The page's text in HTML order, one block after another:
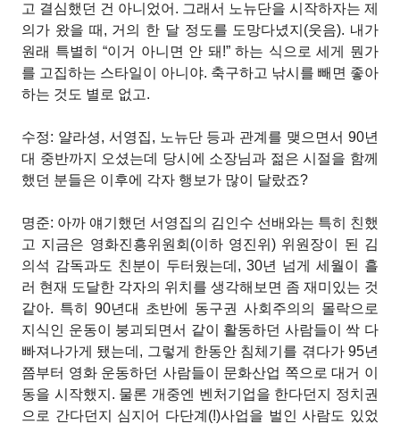
고 결심했던 건 아니었어. 그래서 노뉴단을 시작하자는 제
의가 왔을 때, 거의 한 달 정도를 도망다녔지(웃음). 내가
원래 특별히 “이거 아니면 안 돼!” 하는 식으로 세게 뭔가
를 고집하는 스타일이 아니야. 축구하고 낚시를 빼면 좋아
하는 것도 별로 없고.
수정: 얄라셩, 서영집, 노뉴단 등과 관계를 맺으면서 90년
대 중반까지 오셨는데 당시에 소장님과 젊은 시절을 함께
했던 분들은 이후에 각자 행보가 많이 달랐죠?
명준: 아까 얘기했던 서영집의 김인수 선배와는 특히 친했
고 지금은 영화진흥위원회(이하 영진위) 위원장이 된 김
의석 감독과도 친분이 두터웠는데, 30년 넘게 세월이 흘
러 현재 도달한 각자의 위치를 생각해보면 좀 재미있는 것
같아. 특히 90년대 초반에 동구권 사회주의의 몰락으로
지식인 운동이 붕괴되면서 같이 활동하던 사람들이 싹 다
빠져나가게 됐는데, 그렇게 한동안 침체기를 겪다가 95년
쯤부터 영화 운동하던 사람들이 문화산업 쪽으로 대거 이
동을 시작했지. 물론 개중엔 벤처기업을 한다던지 정치권
으로 간다던지 심지어 다단계(!)사업을 벌인 사람도 있었